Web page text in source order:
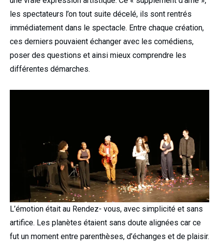
les spectateurs l’on tout suite décelé, ils sont rentrés
immédiatement dans le spectacle. Entre chaque création,
ces derniers pouvaient échanger avec les comédiens,
poser des questions et ainsi mieux comprendre les
différentes démarches.
L’émotion était au Rendez- vous, avec simplicité et sans
artifice. Les planètes étaient sans doute alignées car ce
fut un moment entre parenthèses, d’échanges et de plaisir.